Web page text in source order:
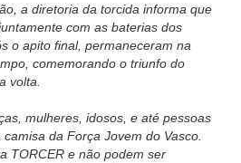
a diretoria da torcida informa que
com as baterias dos
o apito final, permaneceram na
comemorando o triunfo do
volta.
mulheres, idosos, e até pessoas
da Força Jovem do Vasco.
TORCER e não podem ser